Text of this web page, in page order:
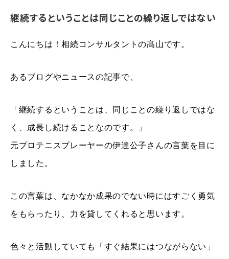
継続するということは同じことの繰り返しではない
こんにちは！相続コンサルタントの髙山です。
あるブログやニュースの記事で、
「継続するということは、同じことの繰り返しではな
く、成長し続けることなのです。」
元プロテニスプレーヤーの伊達公子さんの言葉を目に
しました。
この言葉は、なかなか成果のでない時にはすごく勇気
をもらったり、力を貸してくれると思います。
色々と活動していても「すぐ結果にはつながらない」